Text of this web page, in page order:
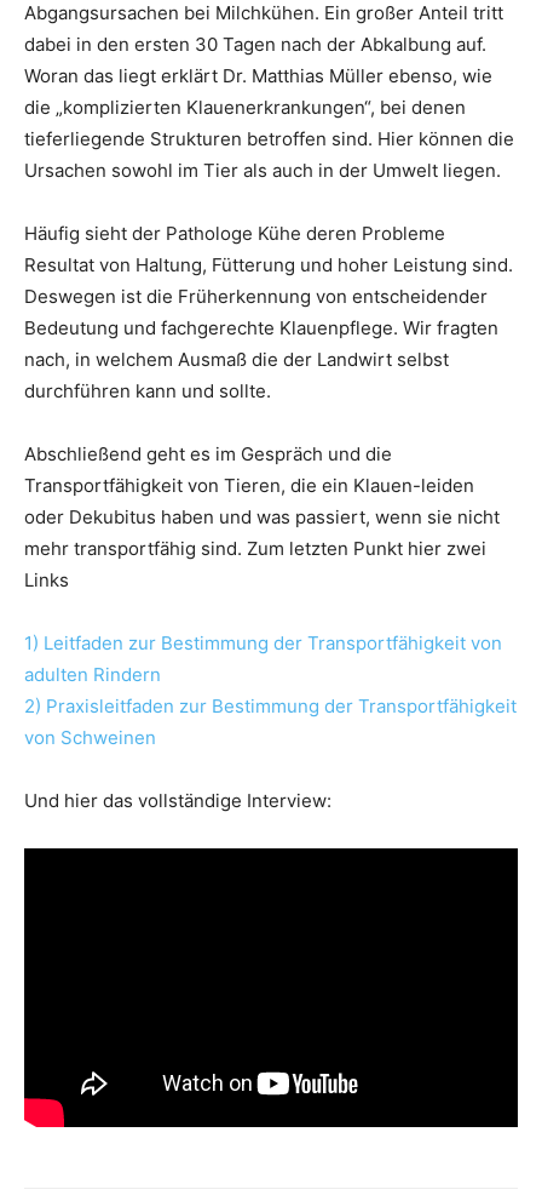
Abgangsursachen bei Milchkühen. Ein großer Anteil tritt
dabei in den ersten 30 Tagen nach der Abkalbung auf.
Woran das liegt erklärt Dr. Matthias Müller ebenso, wie
die „komplizierten Klauenerkrankungen“, bei denen
tieferliegende Strukturen betroffen sind. Hier können die
Ursachen sowohl im Tier als auch in der Umwelt liegen.
Häufig sieht der Pathologe Kühe deren Probleme
Resultat von Haltung, Fütterung und hoher Leistung sind.
Deswegen ist die Früherkennung von entscheidender
Bedeutung und fachgerechte Klauenpflege. Wir fragten
nach, in welchem Ausmaß die der Landwirt selbst
durchführen kann und sollte.
Abschließend geht es im Gespräch und die
Transportfähigkeit von Tieren, die ein Klauen-leiden
oder Dekubitus haben und was passiert, wenn sie nicht
mehr transportfähig sind. Zum letzten Punkt hier zwei
Links
1) Leitfaden zur Bestimmung der Transportfähigkeit von
adulten Rindern
2) Praxisleitfaden zur Bestimmung der Transportfähigkeit
von Schweinen
Und hier das vollständige Interview: